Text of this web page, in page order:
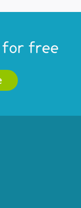
for free